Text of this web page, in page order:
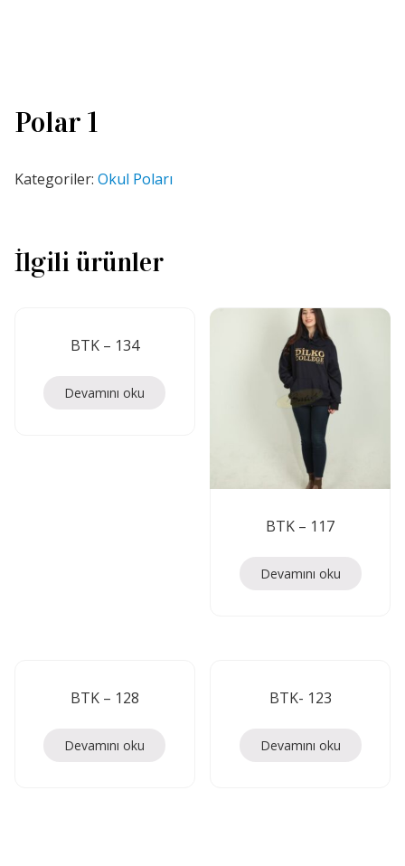
Polar 1
Kategoriler: Okul Poları
İlgili ürünler
BTK – 134
Devamını oku
BTK – 117
Devamını oku
BTK – 128
Devamını oku
BTK- 123
Devamını oku